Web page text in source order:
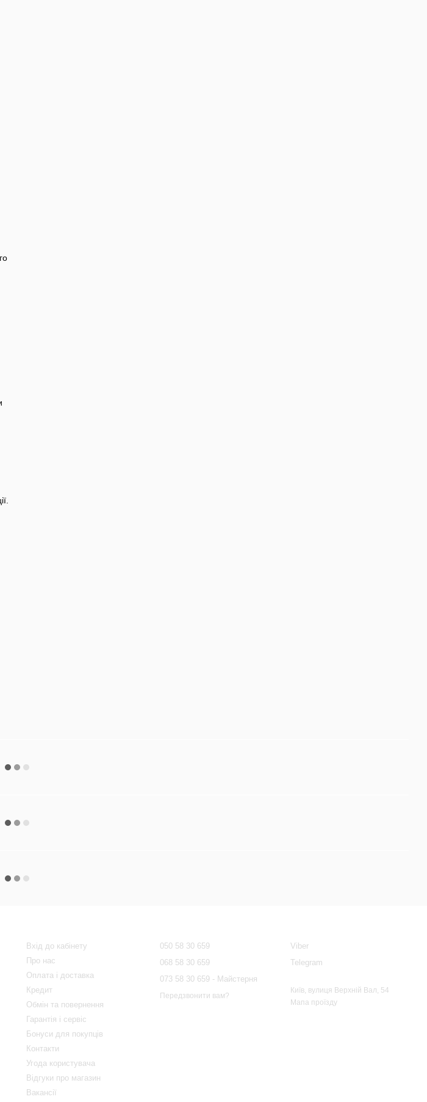
Вхід до кабінету
Про нас
Оплата і доставка
Кредит
Обмін та повернення
Гарантія і сервіс
Бонуси для покупців
Контакти
Угода користувача
Відгуки про магазин
Вакансії
050 58 30 659
068 58 30 659
073 58 30 659 - Майстерня
Передзвонити вам?
Viber
Telegram
Київ, вулиця Верхній Вал, 54
Мапа проїзду